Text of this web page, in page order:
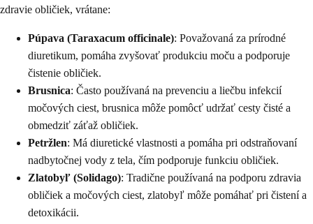
zdravie obličiek, vrátane:
Púpava (Taraxacum officinale): Považovaná za prírodné
diuretikum, pomáha zvyšovať produkciu moču a podporuje
čistenie obličiek.
Brusnica: Často používaná na prevenciu a liečbu infekcií
močových ciest, brusnica môže pomôcť udržať cesty čisté a
obmedziť záťaž obličiek.
Petržlen: Má diuretické vlastnosti a pomáha pri odstraňovaní
nadbytočnej vody z tela, čím podporuje funkciu obličiek.
Zlatobyľ (Solidago): Tradične používaná na podporu zdravia
obličiek a močových ciest, zlatobyľ môže pomáhať pri čistení a
detoxikácii.